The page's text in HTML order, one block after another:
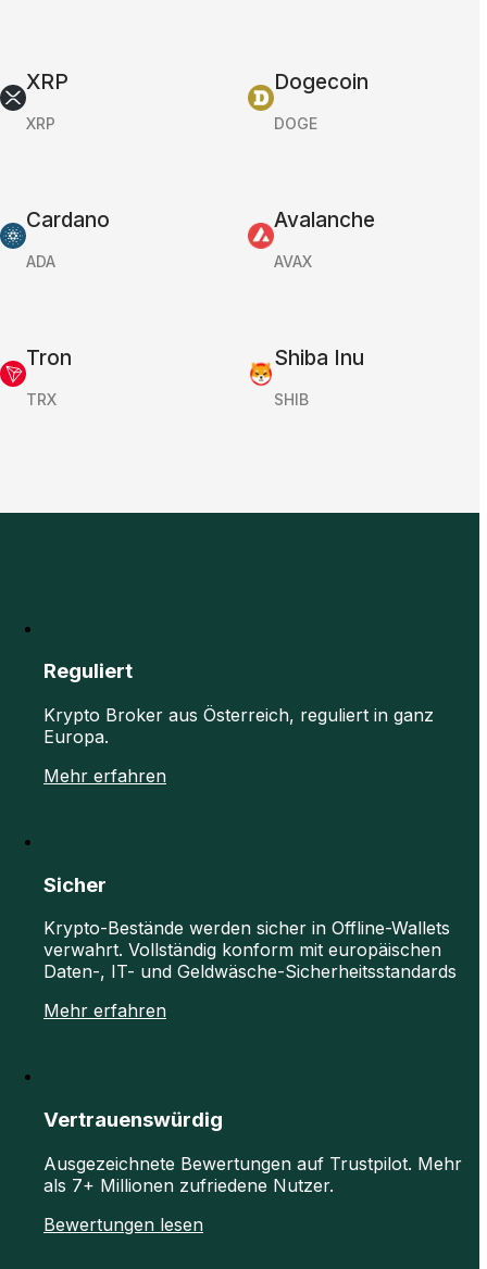
XRP
XRP
Dogecoin
DOGE
Cardano
ADA
Avalanche
AVAX
Tron
TRX
Shiba Inu
SHIB
Reguliert
Krypto Broker aus Österreich, reguliert in ganz
Europa.
Mehr erfahren
Sicher
Krypto-Bestände werden sicher in Offline-Wallets
verwahrt. Vollständig konform mit europäischen
Daten-, IT- und Geldwäsche-Sicherheitsstandards
Mehr erfahren
Vertrauenswürdig
Ausgezeichnete Bewertungen auf Trustpilot. Mehr
als 7+ Millionen zufriedene Nutzer.
Bewertungen lesen